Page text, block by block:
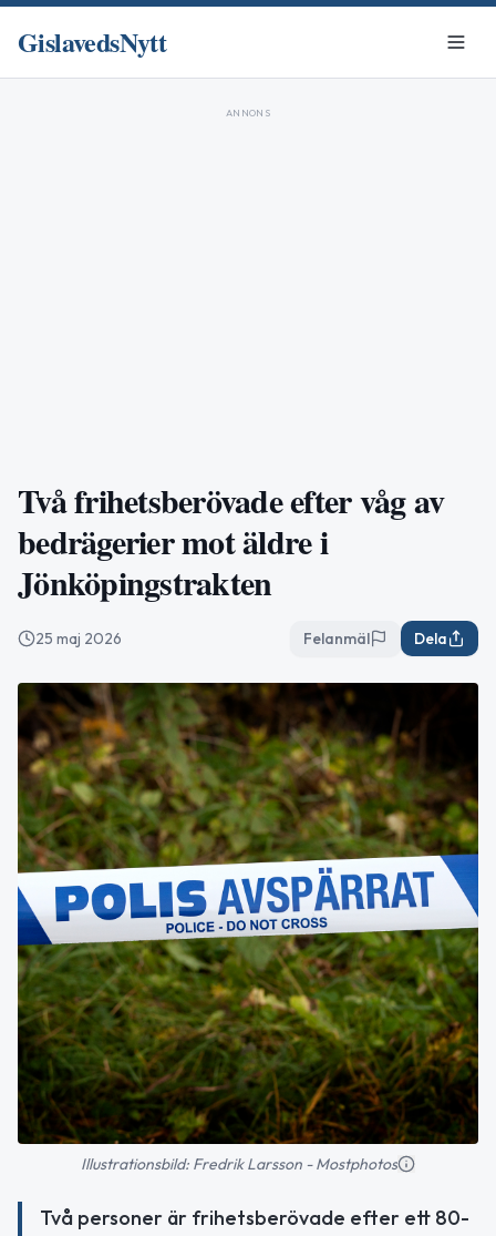
GislavedsNytt
ANNONS
Två frihetsberövade efter våg av
bedrägerier mot äldre i
Jönköpingstrakten
25 maj 2026 Felanmäl Dela
Illustrationsbild: Fredrik Larsson - Mostphotos
Två personer är frihetsberövade efter ett 80-